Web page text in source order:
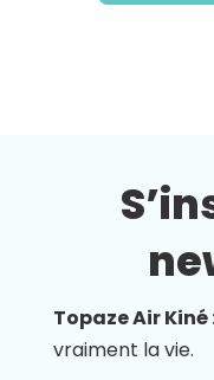
Topaze Air Kiné
vraiment la vie.